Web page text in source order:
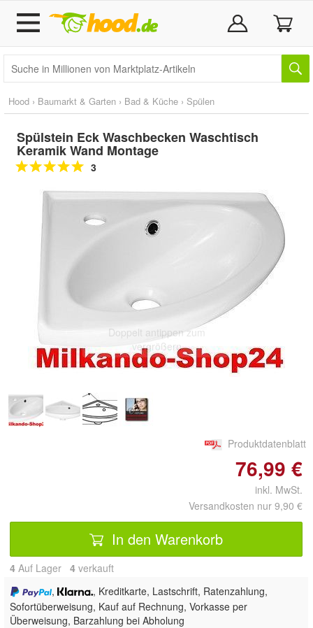
Hood › Baumarkt & Garten › Bad & Küche › Spülen
Spülstein Eck Waschbecken Waschtisch
Keramik Wand Montage
3
Doppelt antippen zum
vergrößern
Produktdatenblatt
76,99 €
inkl. MwSt.
Versandkosten nur 9,90 €
In den Warenkorb
4 Auf Lager 4 verkauft
,
, Kreditkarte, Lastschrift, Ratenzahlung,
Sofortüberweisung, Kauf auf Rechnung, Vorkasse per
Überweisung, Barzahlung bei Abholung